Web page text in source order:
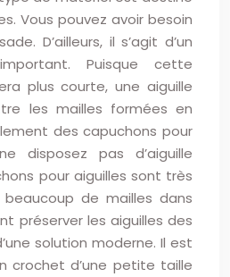
Vous pouvez avoir besoin
D’ailleurs, il s’agit d’un
Puisque cette
plus courte, une aiguille
les mailles formées en
des capuchons pour
disposez pas d’aiguille
pour aiguilles sont très
de mailles dans
préserver les aiguilles des
solution moderne. Il est
crochet d’une petite taille